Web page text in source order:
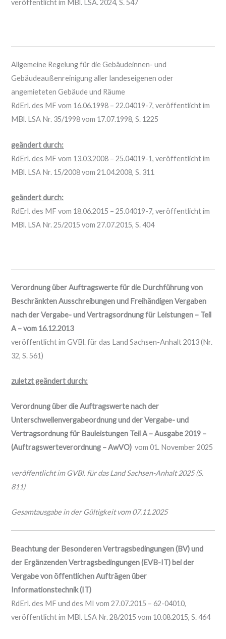
veröffentlicht im MBl. LSA. 2024, S. 547
Allgemeine Regelung für die Gebäudeinnen- und
Gebäudeaußenreinigung aller landeseigenen oder
angemieteten Gebäude und Räume
RdErl. des MF vom 16.06.1998 – 22.04019-7, veröffentlicht im
MBl. LSA Nr. 35/1998 vom 17.07.1998, S. 1225
geändert durch:
RdErl. des MF vom 13.03.2008 – 25.04019-1, veröffentlicht im
MBl. LSA Nr. 15/2008 vom 21.04.2008, S. 311
geändert durch:
RdErl. des MF vom 18.06.2015 – 25.04019-7, veröffentlicht im
MBl. LSA Nr. 25/2015 vom 27.07.2015, S. 404
Verordnung über Auftragswerte für die Durchführung von
Beschränkten Ausschreibungen und Freihändigen Vergaben
nach der Vergabe- und Vertragsordnung für Leistungen – Teil
A – vom 16.12.2013
veröffentlicht im GVBl. für das Land Sachsen-Anhalt 2013 (Nr.
32, S. 561)
zuletzt geändert durch:
Verordnung über die Auftragswerte nach der
Unterschwellenvergabeordnung und der Vergabe- und
Vertragsordnung für Bauleistungen Teil A – Ausgabe 2019 –
(Auftragswerteverordnung – AwVO)vom 01. November 2025
veröffentlicht im GVBl. für das Land Sachsen-Anhalt 2025 (S.
811)
Gesamtausgabe in der Gültigkeit vom 07.11.2025
Beachtung der Besonderen Vertragsbedingungen (BV) und
der Ergänzenden Vertragsbedingungen (EVB-IT) bei der
Vergabe von öffentlichen Aufträgen über
Informationstechnik (IT)
RdErl. des MF und des MI vom 27.07.2015 – 62-04010,
veröffentlicht im MBl. LSA Nr. 28/2015 vom 10.08.2015, S. 464